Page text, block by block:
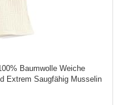
Baumwolle Weiche
Extrem Saugfähig Musselin